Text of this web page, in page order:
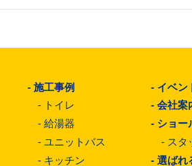
-施工事例
- トイレ
-給湯器
-ユニットバス
- キッチン
- イベン
-会社案
- ショー
- スタ
-選ばれ